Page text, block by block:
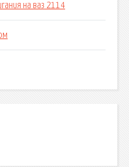
на ваз 2114